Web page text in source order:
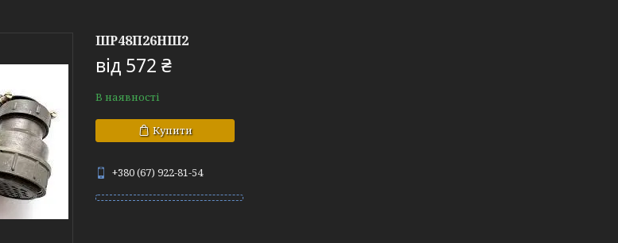
ШР48П26НШ2
від 572 ₴
В наявності
Купити
+380 (67) 922-81-54